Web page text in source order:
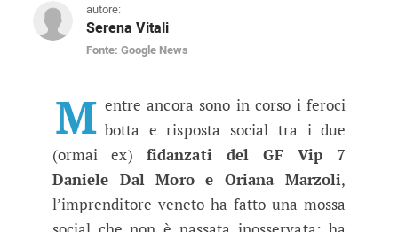
autore:
Serena Vitali
Fonte: Google News
GF Vip, un’ex concorrente
M entre ancora sono in corso i feroci
botta e risposta social tra i due
(ormai ex) fidanzati del GF Vip 7
Daniele Dal Moro e Oriana Marzoli,
l’imprenditore veneto ha fatto una mossa